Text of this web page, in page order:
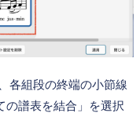
各組段の終端の小節線
の譜表を結合」を選択